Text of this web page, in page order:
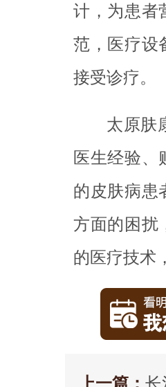
计，为患者
范，医疗设
接受诊疗。
太原肤
医生经验、
的皮肤病患
方面的困扰
的医疗技术
上一篇： 长